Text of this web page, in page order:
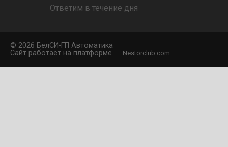
Ответим в течение дня
© 2026 БелCИ-ГП Автоматика
Сайт работает на платформе
Nestorclub.com